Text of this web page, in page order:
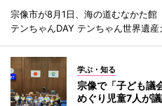
宗像市が8月1日、海の道むなかた
テンちゃんDAY テンちゃん世界遺産
学ぶ・知る
宗像で「子ども
めぐり児童7人が